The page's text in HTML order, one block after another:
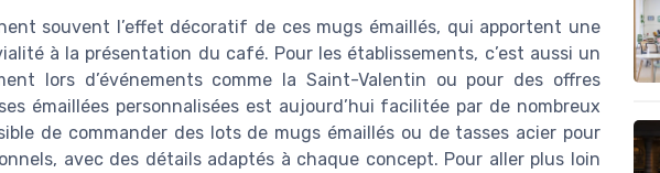
souvent l’effet décoratif de ces mugs émaillés, qui apportent une
à la présentation du café. Pour les établissements, c’est aussi un
lors d’événements comme la Saint-Valentin ou pour des offres
émaillées personnalisées est aujourd’hui facilitée par de nombreux
de commander des lots de mugs émaillés ou de tasses acier pour
avec des détails adaptés à chaque concept. Pour aller plus loin